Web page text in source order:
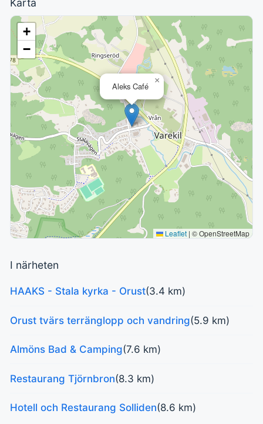
Karta
Aleks Café
×
+
−
Leaflet | © OpenStreetMap
I närheten
HAAKS - Stala kyrka - Orust(3.4 km)
Orust tvärs terränglopp och vandring(5.9 km)
Almöns Bad & Camping(7.6 km)
Restaurang Tjörnbron(8.3 km)
Hotell och Restaurang Solliden(8.6 km)